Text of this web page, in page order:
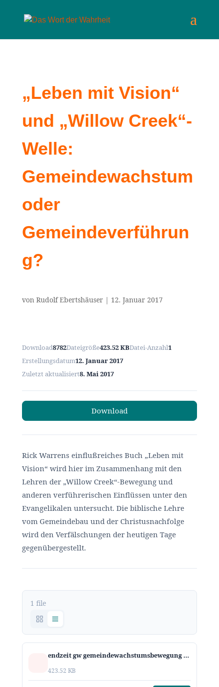
„Leben mit Vision“
und „Willow Creek“-
Welle:
Gemeindewachstum
oder
Gemeindeverführun
g?
von Rudolf Ebertshäuser| 12. Januar 2017
Download8782Dateigröße423.52 KBDatei-Anzahl1
Erstellungsdatum12. Januar 2017
Zuletzt aktualisiert8. Mai 2017
Download
Rick Warrens einflußreiches Buch „Leben mit
Vision“ wird hier im Zusammenhang mit den
Lehren der „Willow Creek“-Bewegung und
anderen verführerischen Einflüssen unter den
Evangelikalen untersucht. Die biblische Lehre
vom Gemeindebau und der Christusnachfolge
wird den Verfälschungen der heutigen Tage
gegenübergestellt.
1 file
endzeit gw gemeindewachstumsbewegung und leben mit vision
423.52 KB